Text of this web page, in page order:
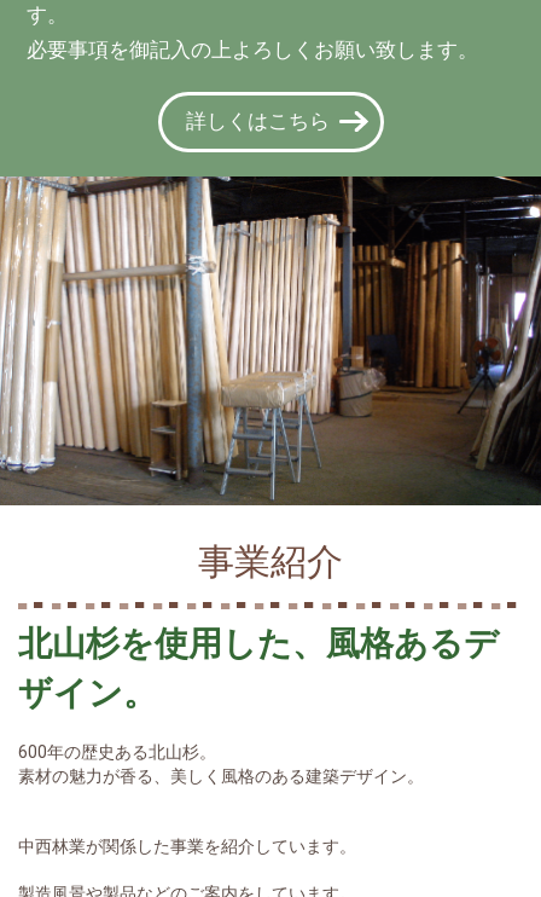
す。
必要事項を御記入の上よろしくお願い致します。
詳しくはこちら
事業紹介
北山杉を使用した、風格あるデ
ザイン。
600年の歴史ある北山杉。
素材の魅力が香る、美しく風格のある建築デザイン。
中西林業が関係した事業を紹介しています。